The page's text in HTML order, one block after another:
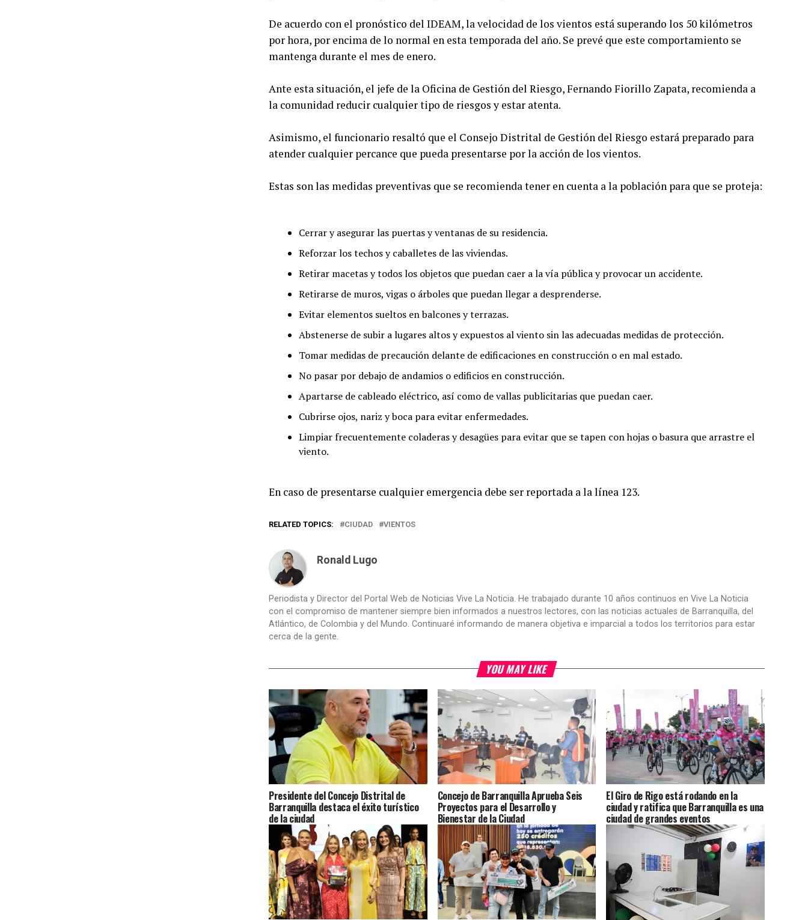
De acuerdo con el pronóstico del IDEAM, la velocidad de los vientos está superando los 50 kilómetros
por hora, por encima de lo normal en esta temporada del año. Se prevé que este comportamiento se
mantenga durante el mes de enero.
Ante esta situación, el jefe de la Oficina de Gestión del Riesgo, Fernando Fiorillo Zapata, recomienda a
la comunidad reducir cualquier tipo de riesgos y estar atenta.
Asimismo, el funcionario resaltó que el Consejo Distrital de Gestión del Riesgo estará preparado para
atender cualquier percance que pueda presentarse por la acción de los vientos.
Estas son las medidas preventivas que se recomienda tener en cuenta a la población para que se proteja:
Cerrar y asegurar las puertas y ventanas de su residencia.
Reforzar los techos y caballetes de las viviendas.
Retirar macetas y todos los objetos que puedan caer a la vía pública y provocar un accidente.
Retirarse de muros, vigas o árboles que puedan llegar a desprenderse.
Evitar elementos sueltos en balcones y terrazas.
Abstenerse de subir a lugares altos y expuestos al viento sin las adecuadas medidas de protección.
Tomar medidas de precaución delante de edificaciones en construcción o en mal estado.
No pasar por debajo de andamios o edificios en construcción.
Apartarse de cableado eléctrico, así como de vallas publicitarias que puedan caer.
Cubrirse ojos, nariz y boca para evitar enfermedades.
Limpiar frecuentemente coladeras y desagües para evitar que se tapen con hojas o basura que arrastre el
viento.
En caso de presentarse cualquier emergencia debe ser reportada a la línea 123.
RELATED TOPICS: CIUDAD VIENTOS
Ronald Lugo
Periodista y Director del Portal Web de Noticias Vive La Noticia. He trabajado durante 10 años continuos en Vive La Noticia
con el compromiso de mantener siempre bien informados a nuestros lectores, con las noticias actuales de Barranquilla, del
Atlántico, de Colombia y del Mundo. Continuaré informando de manera objetiva e imparcial a todos los territorios para estar
cerca de la gente.
YOU MAY LIKE
Presidente del Concejo Distrital de
Barranquilla destaca el éxito turístico
de la ciudad
Concejo de Barranquilla Aprueba Seis
Proyectos para el Desarrollo y
Bienestar de la Ciudad
El Giro de Rigo está rodando en la
ciudad y ratifica que Barranquilla es una
ciudad de grandes eventos